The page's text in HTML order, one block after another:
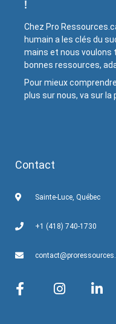
!
Chez Pro
humain a les clés du
mains et nous voulons
bonnes ressources,
Pour mieux
plus sur nous, va sur la
Contact
Sainte-Luce, Québec
+1 (418) 740-1730